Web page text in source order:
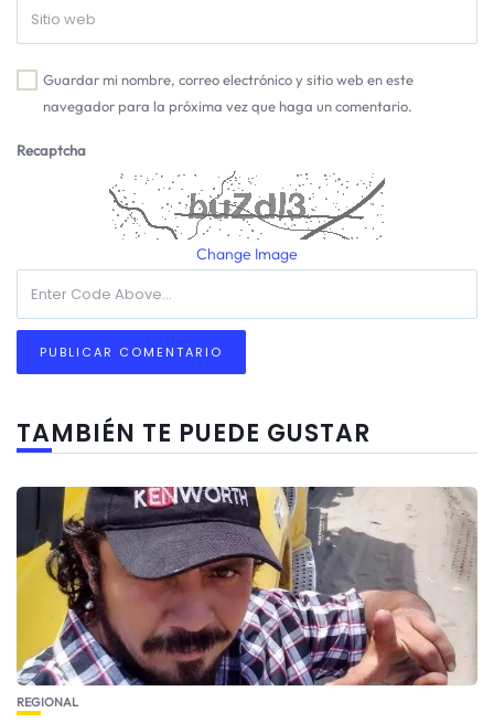
Guardar mi nombre, correo electrónico y sitio web en este
navegador para la próxima vez que haga un comentario.
Recaptcha
Change Image
TAMBIÉN TE PUEDE GUSTAR
REGIONAL